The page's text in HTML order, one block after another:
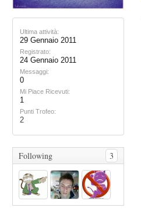
Ultima attività:
29 Gennaio 2011
Registrato:
24 Gennaio 2011
Messaggi:
0
Mi Piace Ricevuti:
1
Punti Trofeo:
2
Following 3